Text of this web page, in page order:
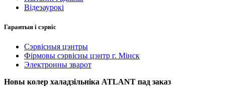
Відеэаурокі
Гарантыя і сэрвіс
Сэрвісныя цэнтры
Фірмовы сэрвісны цэнтр г. Мінск
Электронны зварот
Новы колер халадзільніка ATLANT пад заказ